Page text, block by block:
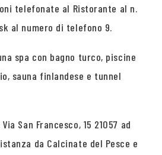
telefonate al Ristorante al n.
al numero di telefono 9.
spa con bagno turco, piscine
sauna finlandese e tunnel
San Francesco, 15 21057 ad
da Calcinate del Pesce e